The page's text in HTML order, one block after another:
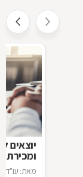
יוצאים
ומכירת
מאת: עו"ד